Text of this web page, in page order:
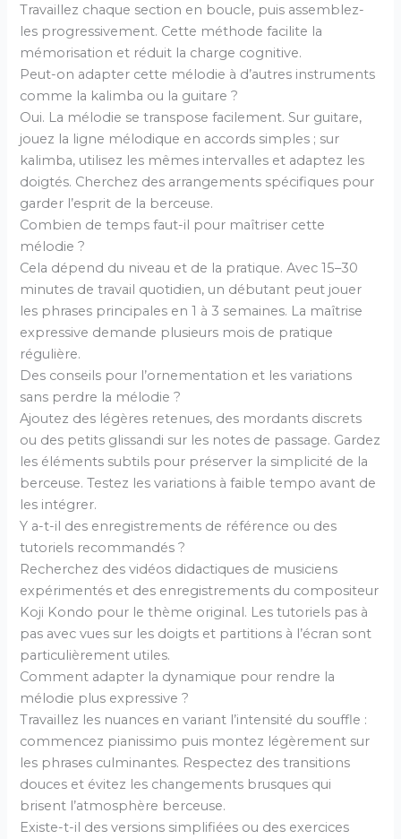
Travaillez chaque section en boucle, puis assemblez-
les progressivement. Cette méthode facilite la
mémorisation et réduit la charge cognitive.
Peut-on adapter cette mélodie à d’autres instruments
comme la kalimba ou la guitare ?
Oui. La mélodie se transpose facilement. Sur guitare,
jouez la ligne mélodique en accords simples ; sur
kalimba, utilisez les mêmes intervalles et adaptez les
doigtés. Cherchez des arrangements spécifiques pour
garder l’esprit de la berceuse.
Combien de temps faut-il pour maîtriser cette
mélodie ?
Cela dépend du niveau et de la pratique. Avec 15–30
minutes de travail quotidien, un débutant peut jouer
les phrases principales en 1 à 3 semaines. La maîtrise
expressive demande plusieurs mois de pratique
régulière.
Des conseils pour l’ornementation et les variations
sans perdre la mélodie ?
Ajoutez des légères retenues, des mordants discrets
ou des petits glissandi sur les notes de passage. Gardez
les éléments subtils pour préserver la simplicité de la
berceuse. Testez les variations à faible tempo avant de
les intégrer.
Y a-t-il des enregistrements de référence ou des
tutoriels recommandés ?
Recherchez des vidéos didactiques de musiciens
expérimentés et des enregistrements du compositeur
Koji Kondo pour le thème original. Les tutoriels pas à
pas avec vues sur les doigts et partitions à l’écran sont
particulièrement utiles.
Comment adapter la dynamique pour rendre la
mélodie plus expressive ?
Travaillez les nuances en variant l’intensité du souffle :
commencez pianissimo puis montez légèrement sur
les phrases culminantes. Respectez des transitions
douces et évitez les changements brusques qui
brisent l’atmosphère berceuse.
Existe-t-il des versions simplifiées ou des exercices